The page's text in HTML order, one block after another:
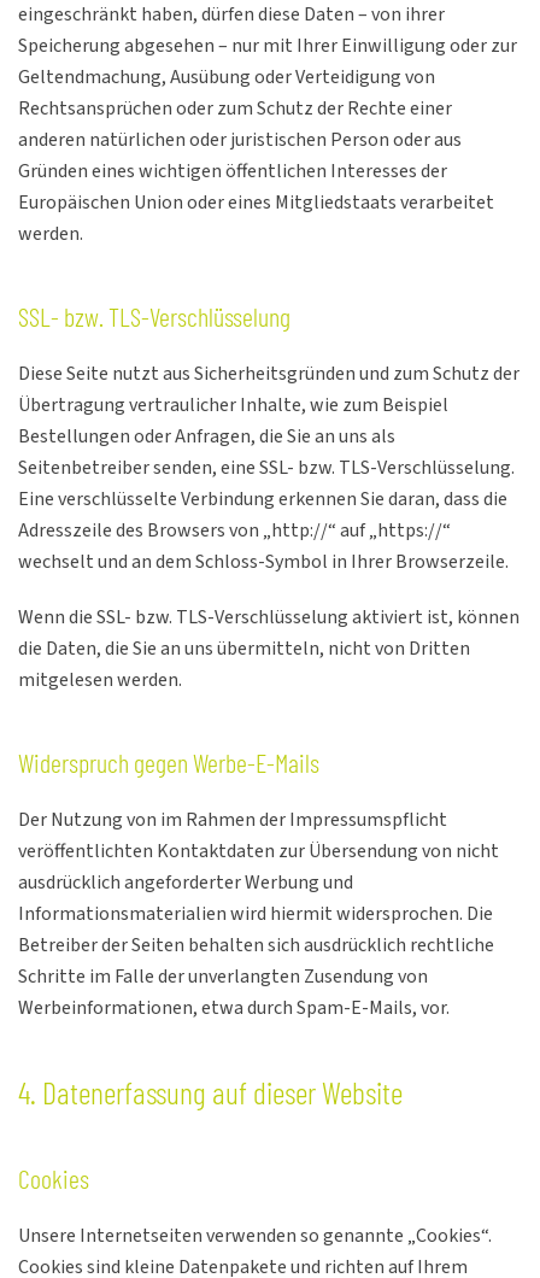
eingeschränkt haben, dürfen diese Daten – von ihrer
Speicherung abgesehen – nur mit Ihrer Einwilligung oder zur
Geltendmachung, Ausübung oder Verteidigung von
Rechtsansprüchen oder zum Schutz der Rechte einer
anderen natürlichen oder juristischen Person oder aus
Gründen eines wichtigen öffentlichen Interesses der
Europäischen Union oder eines Mitgliedstaats verarbeitet
werden.
SSL- bzw. TLS-Verschlüsselung
Diese Seite nutzt aus Sicherheitsgründen und zum Schutz der
Übertragung vertraulicher Inhalte, wie zum Beispiel
Bestellungen oder Anfragen, die Sie an uns als
Seitenbetreiber senden, eine SSL- bzw. TLS-Verschlüsselung.
Eine verschlüsselte Verbindung erkennen Sie daran, dass die
Adresszeile des Browsers von „http://“ auf „https://“
wechselt und an dem Schloss-Symbol in Ihrer Browserzeile.
Wenn die SSL- bzw. TLS-Verschlüsselung aktiviert ist, können
die Daten, die Sie an uns übermitteln, nicht von Dritten
mitgelesen werden.
Widerspruch gegen Werbe-E-Mails
Der Nutzung von im Rahmen der Impressumspflicht
veröffentlichten Kontaktdaten zur Übersendung von nicht
ausdrücklich angeforderter Werbung und
Informationsmaterialien wird hiermit widersprochen. Die
Betreiber der Seiten behalten sich ausdrücklich rechtliche
Schritte im Falle der unverlangten Zusendung von
Werbeinformationen, etwa durch Spam-E-Mails, vor.
4. Datenerfassung auf dieser Website
Cookies
Unsere Internetseiten verwenden so genannte „Cookies“.
Cookies sind kleine Datenpakete und richten auf Ihrem